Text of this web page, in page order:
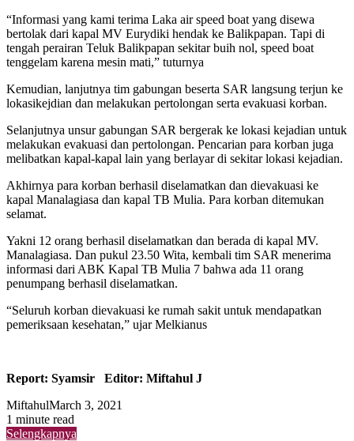
“Informasi yang kami terima Laka air speed boat yang disewa
bertolak dari kapal MV Eurydiki hendak ke Balikpapan. Tapi di
tengah perairan Teluk Balikpapan sekitar buih nol, speed boat
tenggelam karena mesin mati,” tuturnya
Kemudian, lanjutnya tim gabungan beserta SAR langsung terjun ke
lokasikejdian dan melakukan pertolongan serta evakuasi korban.
Selanjutnya unsur gabungan SAR bergerak ke lokasi kejadian untuk
melakukan evakuasi dan pertolongan. Pencarian para korban juga
melibatkan kapal-kapal lain yang berlayar di sekitar lokasi kejadian.
Akhirnya para korban berhasil diselamatkan dan dievakuasi ke
kapal Manalagiasa dan kapal TB Mulia. Para korban ditemukan
selamat.
Yakni 12 orang berhasil diselamatkan dan berada di kapal MV.
Manalagiasa. Dan pukul 23.50 Wita, kembali tim SAR menerima
informasi dari ABK Kapal TB Mulia 7 bahwa ada 11 orang
penumpang berhasil diselamatkan.
“Seluruh korban dievakuasi ke rumah sakit untuk mendapatkan
pemeriksaan kesehatan,” ujar Melkianus
Report: Syamsir Editor: Miftahul J
MiftahulMarch 3, 2021
1 minute read
Selengkapnya